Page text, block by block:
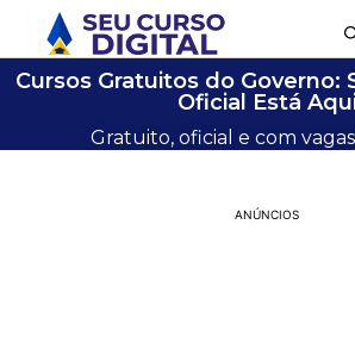
Cursos Gratuitos do Governo:
Oficial Está
Gratuito, oficial e com
ANÚNCIOS